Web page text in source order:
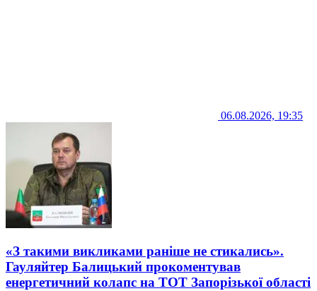
06.08.2026, 19:35
«З такими викликами раніше не стикались».
Гауляйтер Балицький прокоментував
енергетичний колапс на ТОТ Запорізької області